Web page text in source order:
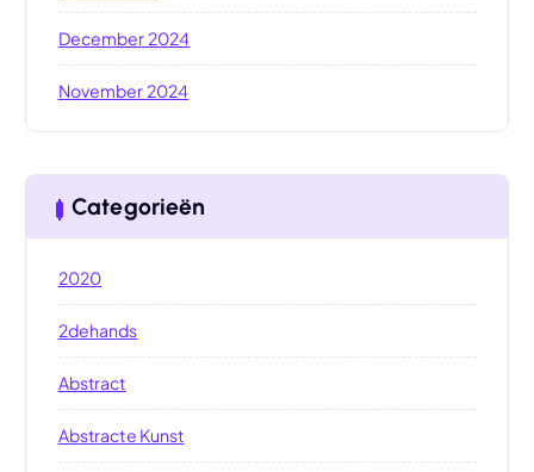
December 2024
November 2024
Categorieën
2020
2dehands
Abstract
Abstracte Kunst